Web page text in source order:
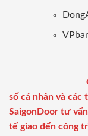
số cá nhân và các
SaigonDoor tư
tế giao đến công